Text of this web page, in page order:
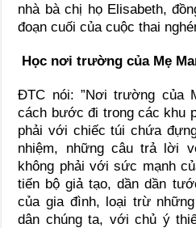
nhà bà chị họ Elisabeth,
đoạn cuối của cuộc thai
Học nơi trường của Mẹ
ĐTC nói: ”Nơi trường của
cách bước đi trong các khu
phải với chiếc túi chứa
nhiệm, những câu trả lời
không phải với sức mạnh
tiến bộ giả tạo, dần dần
của gia đình, loại trừ
dân chúng ta, với chủ ý